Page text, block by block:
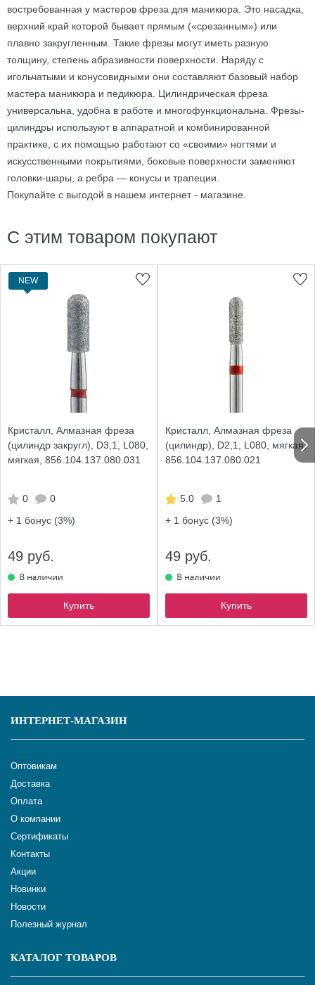
востребованная у мастеров фреза для маникюра. Это насадка,
верхний край которой бывает прямым («срезанным») или
плавно закругленным. Такие фрезы могут иметь разную
толщину, степень абразивности поверхности. Наряду с
игольчатыми и конусовидными они составляют базовый набор
мастера маникюра и педикюра. Цилиндрическая фреза
универсальна, удобна в работе и многофункциональна. Фрезы-
цилиндры используют в аппаратной и комбинированной
практике, с их помощью работают со «своими» ногтями и
искусственными покрытиями, боковые поверхности заменяют
головки-шары, а ребра — конусы и трапеции.
Покупайте с выгодой в нашем интернет - магазине.
С этим товаром покупают
NEW
Кристалл, Алмазная фреза
(цилиндр закругл), D3,1, L080,
мягкая, 856.104.137.080.031
0
0
+ 1 бонус (3%)
49 руб.
Купить
Кристалл, Алмазная фреза
(цилиндр), D2,1, L080, мягкая,
856.104.137.080.021
5.0
1
+ 1 бонус (3%)
49 руб.
Купить
ИНТЕРНЕТ-МАГАЗИН
Оптовикам
Доставка
Оплата
О компании
Сертификаты
Контакты
Акции
Новинки
Новости
Полезный журнал
КАТАЛОГ ТОВАРОВ